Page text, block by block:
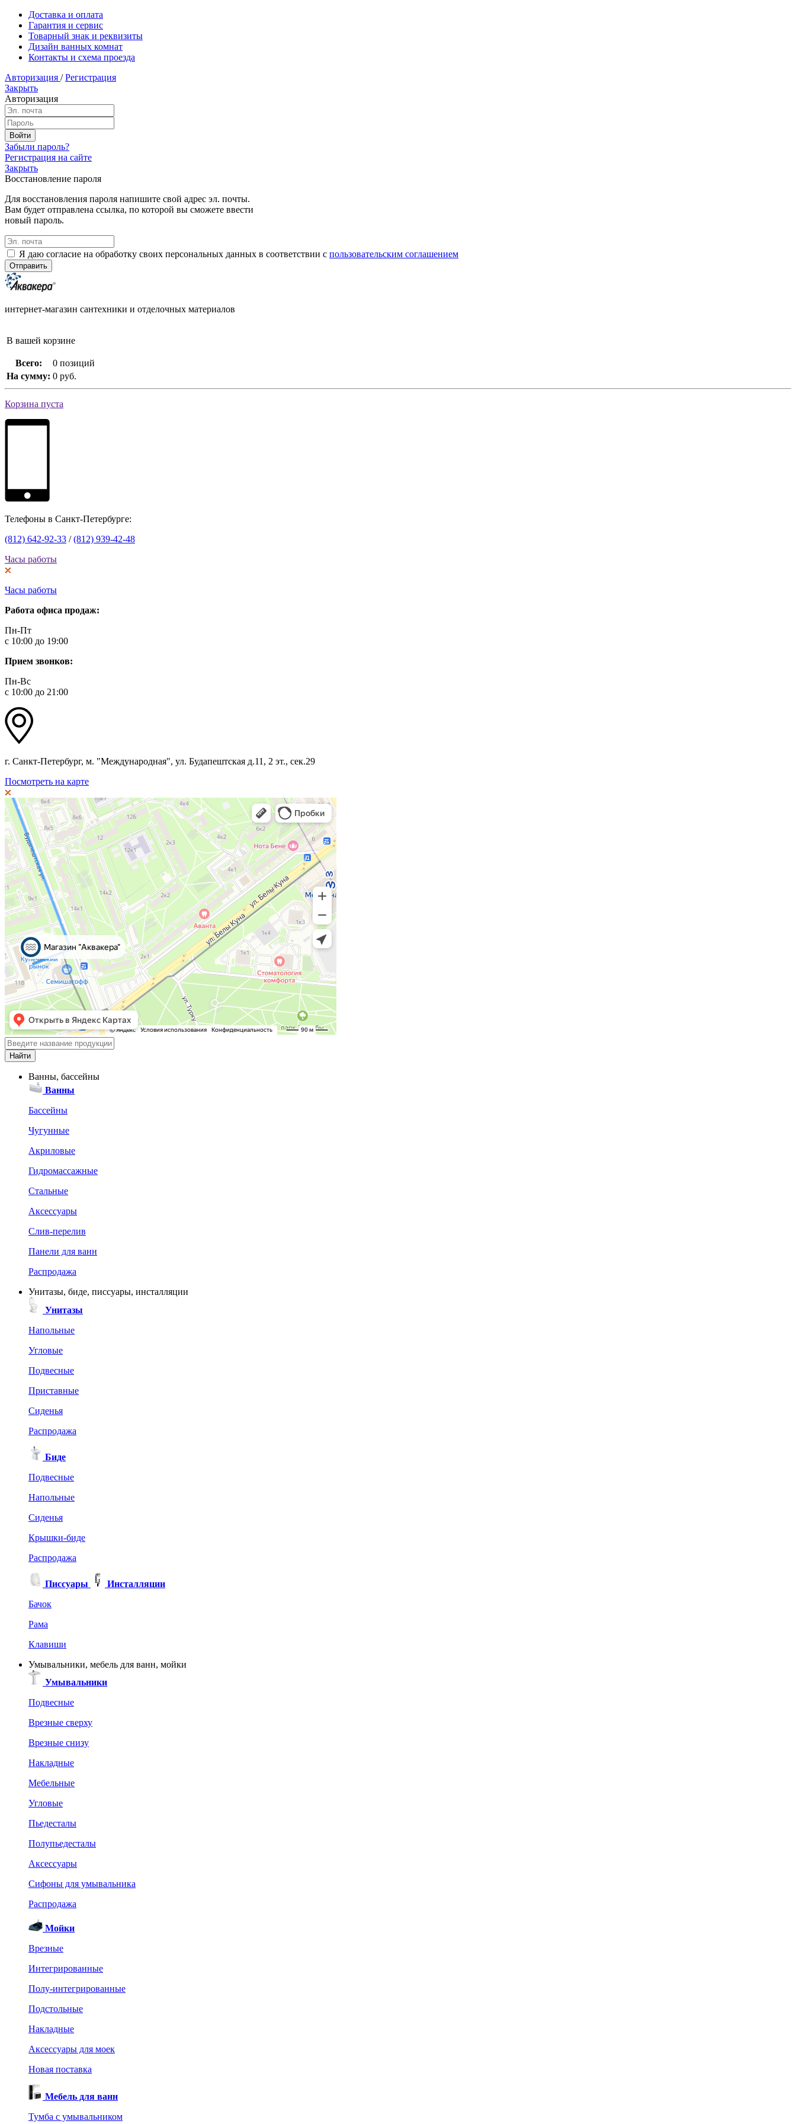
Доставка и оплата
Гарантия и сервис
Товарный знак и реквизиты
Дизайн ванных комнат
Контакты и схема проезда
Авторизация / Регистрация
Закрыть
Авторизация
Забыли пароль?
Регистрация на сайте
Закрыть
Восстановление пароля
Для восстановления пароля напишите свой адрес эл. почты.
Вам будет отправлена ссылка, по которой вы сможете ввести
новый пароль.
Я даю согласие на обработку своих персональных данных в соответствии с пользовательским соглашением
интернет-магазин сантехники и отделочных материалов
В вашей корзине
Всего:
0 позиций
На сумму: 0 руб.
Корзина пуста
Телефоны в Санкт-Петербурге:
(812) 642-92-33 /(812) 939-42-48
Часы работы
Часы работы
Работа офиса продаж:
Пн-Пт
с 10:00 до 19:00
Прием звонков:
Пн-Вс
с 10:00 до 21:00
г. Санкт-Петербург, м. "Международная", ул. Будапештская д.11, 2 эт., сек.29
Посмотреть на карте
Ванны, бассейны
Ванны
Бассейны
Чугунные
Акриловые
Гидромассажные
Стальные
Аксессуары
Слив-перелив
Панели для ванн
Распродажа
Унитазы, биде, писсуары, инсталляции
Унитазы
Напольные
Угловые
Подвесные
Приставные
Сиденья
Распродажа
Биде
Подвесные
Напольные
Сиденья
Крышки-биде
Распродажа
Писсуары
Инсталляции
Бачок
Рама
Клавиши
Умывальники, мебель для ванн, мойки
Умывальники
Подвесные
Врезные сверху
Врезные снизу
Накладные
Мебельные
Угловые
Пьедесталы
Полупьедесталы
Аксессуары
Сифоны для умывальника
Распродажа
Мойки
Врезные
Интегрированные
Полу-интегрированные
Подстольные
Накладные
Аксессуары для моек
Новая поставка
Мебель для ванн
Тумба с умывальником